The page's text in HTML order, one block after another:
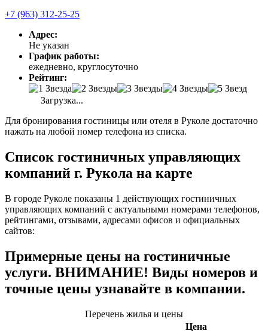
+7 (963) 312-25-25
Адрес:
Не указан
График работы:
ежедневно, круглосуточно
Рейтинг:
Загрузка...
Для бронирования гостиницы или отеля в Руколе достаточно
нажать на любой номер телефона из списка.
Список гостиничных управляющих
компаний г. Рукола на карте
В городе Руколе показаны 1 действующих гостиничных
управляющих компаний с актуальными номерами телефонов,
рейтингами, отзывами, адресами офисов и официальных
сайтов:
Примерные цены на гостиничные
услуги. ВНИМАНИЕ! Виды номеров и
точные цены узнавайте в компании.
Перечень жилья и цены
Цена